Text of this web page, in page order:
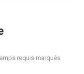
requis marqués